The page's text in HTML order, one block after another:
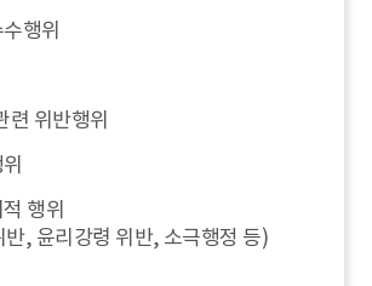
행위
련 위반행위
행위
반, 윤리강령 위반, 소극행정 등)